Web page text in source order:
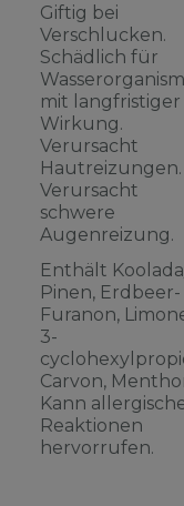
Giftig bei
Verschlucken.
Schädlich für
mit langfristiger
Wirkung.
Verursacht
Hautreizungen.
Verursacht
schwere
Augenreizung.
Enthält
Pinen, Erdbeer-
Furanon,
3-
Carvon,
Kann
Reaktionen
hervorrufen.